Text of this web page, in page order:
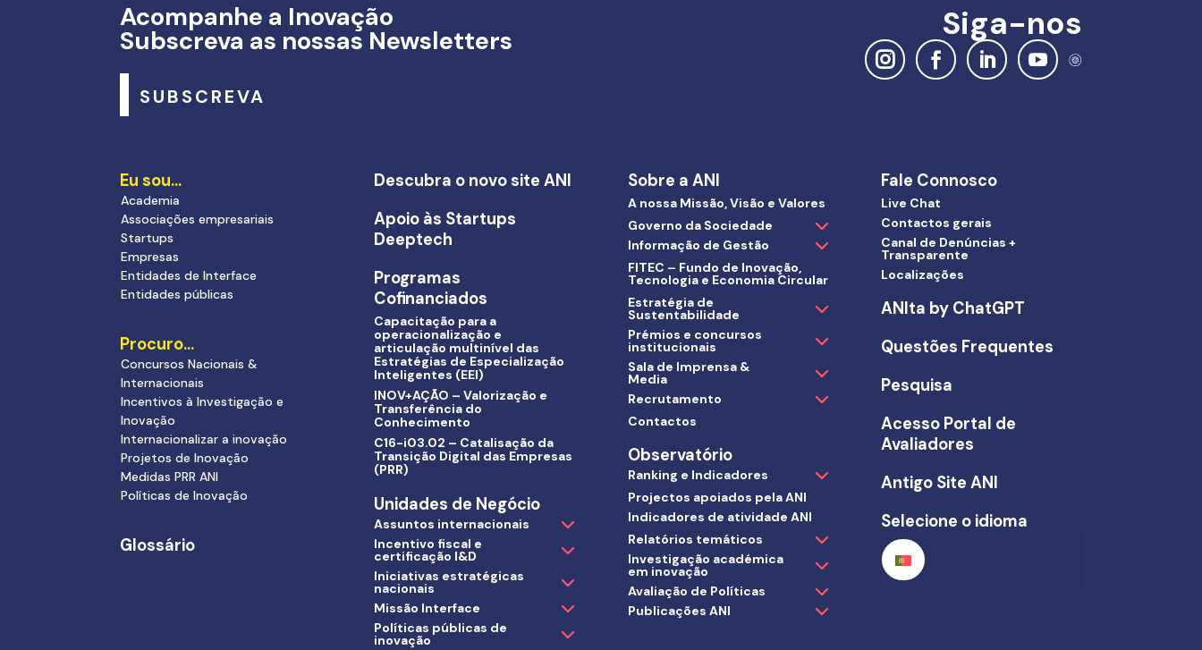
Acompanhe a Inovação
Subscreva as nossas Newsletters
SUBSCREVA
Siga-nos
Eu sou…
Academia
Associações empresariais
Startups
Empresas
Entidades de Interface
Entidades públicas
Procuro…
Concursos Nacionais &
Internacionais
Incentivos à Investigação e
Inovação
Internacionalizar a inovação
Projetos de Inovação
Medidas PRR ANI
Políticas de Inovação
Glossário
Descubra o novo site ANI
Apoio às Startups
Deeptech
Programas
Cofinanciados
Capacitação para a
operacionalização e
articulação multinível das
Estratégias de Especialização
Inteligentes (EEI)
INOV+AÇÃO – Valorização e
Transferência do
Conhecimento
C16-i03.02 – Catalisação da
Transição Digital das Empresas
(PRR)
Unidades de Negócio
Assuntos internacionais
Incentivo fiscal e
certificação I&D
Iniciativas estratégicas
nacionais
Missão Interface
Políticas públicas de
inovação
Sobre a ANI
A nossa Missão, Visão e Valores
Governo da Sociedade
Informação de Gestão
FITEC – Fundo de Inovação,
Tecnologia e Economia Circular
Estratégia de
Sustentabilidade
Prémios e concursos
institucionais
Sala de Imprensa &
Media
Recrutamento
Contactos
Observatório
Ranking e Indicadores
Projectos apoiados pela ANI
Indicadores de atividade ANI
Relatórios temáticos
Investigação académica
em inovação
Avaliação de Políticas
Publicações ANI
Fale Connosco
Live Chat
Contactos gerais
Canal de Denúncias +
Transparente
Localizações
ANIta by ChatGPT
Questões Frequentes
Pesquisa
Acesso Portal de
Avaliadores
Antigo Site ANI
Selecione o idioma